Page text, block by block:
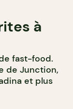
à
fast-food.
de Junction,
et plus